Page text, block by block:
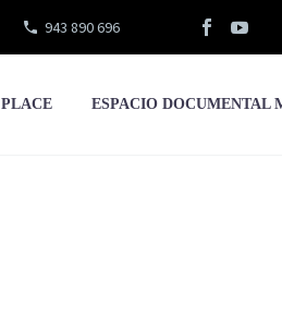
943 890 696
ESPACIO DOCUMENTAL